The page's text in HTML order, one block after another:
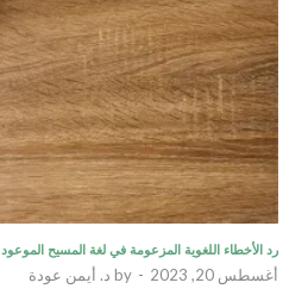
رد الأخطاء اللغوية المزعومة في لغة المسيح الموعود
أغسطس 20, 2023 -
by د. أيمن عودة